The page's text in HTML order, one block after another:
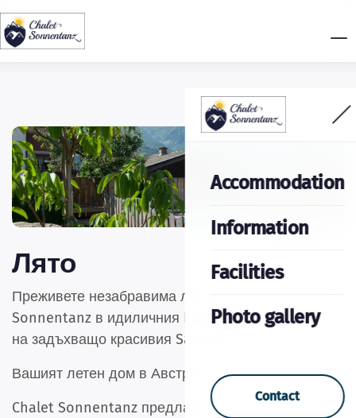
Accommodation
Information
Facilities
Photo gallery
Contact
Лято
Преживете незабравима летна ваканция в Chalet
Sonnentanz в идиличния Piesendorf, в сърцето
на задъхващо красивия Salzburgerland 🌄
Вашият летен дом в Австрия
Chalet Sonnentanz предлага грижливо